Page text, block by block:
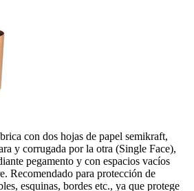
con dos hojas de papel semikraft,
y corrugada por la otra (Single Face),
pegamento y con espacios vacíos
Recomendado para protección de
esquinas, bordes etc., ya que protege